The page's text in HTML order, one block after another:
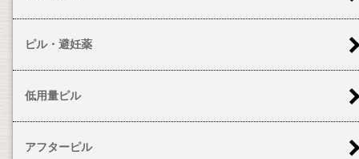
ピル・避妊薬
低用量ピル
アフターピル